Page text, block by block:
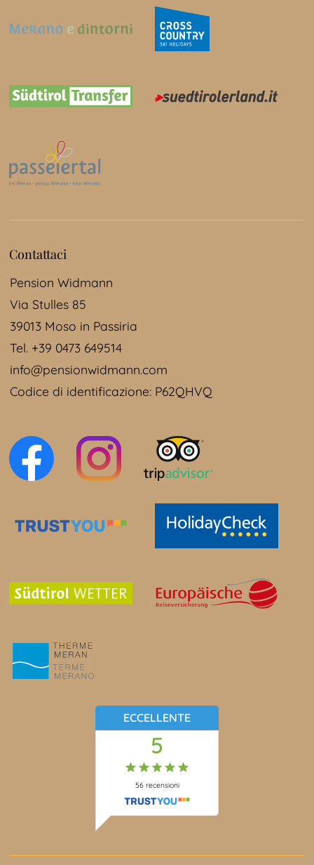
Turismo (Touriseum) che offre la
possibilità di intraprendere un viaggio di 200
Più di 100.000 piante di 3.000 diverse specie
i giardini del sole, giardini a terrazza e
d'acqua, boschetti e giardino altoatesino.
Particolarmente interessante: la grotta con
I Giardini ospitano anche un ristorante ed un
area picnic.
Contattaci
Pension Widmann
Via Stulles 85
39013 Moso in Passiria
Tel. +39 0473 649514
info@pensionwidmann.com
Codice di identificazione: P62QHVQ
ECCELLENTE
5
56 recensioni